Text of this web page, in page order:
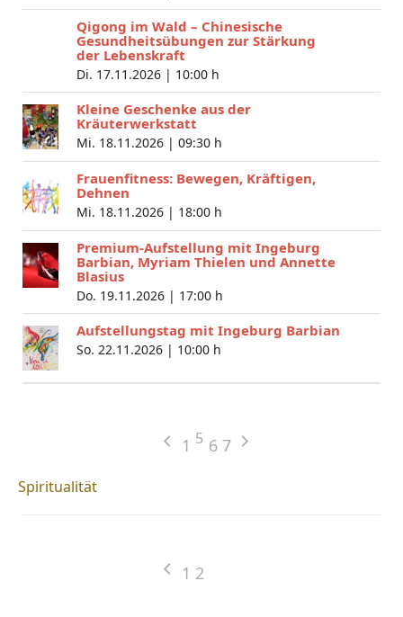
Qigong im Wald – Chinesische
Gesundheitsübungen zur Stärkung
der Lebenskraft
Di. 17.11.2026 | 10:00 h
Kleine Geschenke aus der
Kräuterwerkstatt
Mi. 18.11.2026 | 09:30 h
Frauenfitness: Bewegen, Kräftigen,
Dehnen
Mi. 18.11.2026 | 18:00 h
Premium-Aufstellung mit Ingeburg
Barbian, Myriam Thielen und Annette
Blasius
Do. 19.11.2026 | 17:00 h
Aufstellungstag mit Ingeburg Barbian
So. 22.11.2026 | 10:00 h
1 5 6 7
Spiritualität
1 2